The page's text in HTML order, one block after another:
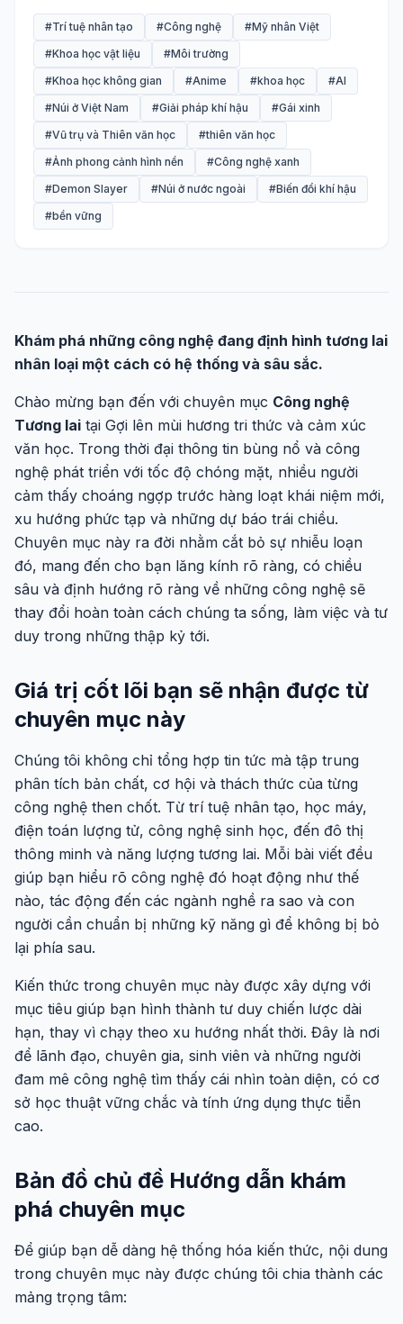
#Trí tuệ nhân tạo #Công nghệ
#Mỹ nhân Việt
#Khoa học vật liệu
#Môi trường
#Khoa học không gian
#Anime #khoa học
#AI
#Núi ở Việt Nam
#Giải pháp khí hậu
#Gái xinh
#Vũ trụ và Thiên văn học
#thiên văn học
#Ảnh phong cảnh hình nền
#Công nghệ xanh
#Demon Slayer
#Núi ở nước ngoài
#Biến đổi khí hậu
#bền vững
Khám phá những công nghệ đang định hình tương lai
nhân loại một cách có hệ thống và sâu sắc.
Chào mừng bạn đến với chuyên mục Công nghệ
Tương lai tại Gợi lên mùi hương tri thức và cảm xúc
văn học. Trong thời đại thông tin bùng nổ và công
nghệ phát triển với tốc độ chóng mặt, nhiều người
cảm thấy choáng ngợp trước hàng loạt khái niệm mới,
xu hướng phức tạp và những dự báo trái chiều.
Chuyên mục này ra đời nhằm cắt bỏ sự nhiễu loạn
đó, mang đến cho bạn lăng kính rõ ràng, có chiều
sâu và định hướng rõ ràng về những công nghệ sẽ
thay đổi hoàn toàn cách chúng ta sống, làm việc và tư
duy trong những thập kỷ tới.
Giá trị cốt lõi bạn sẽ nhận được từ
chuyên mục này
Chúng tôi không chỉ tổng hợp tin tức mà tập trung
phân tích bản chất, cơ hội và thách thức của từng
công nghệ then chốt. Từ trí tuệ nhân tạo, học máy,
điện toán lượng tử, công nghệ sinh học, đến đô thị
thông minh và năng lượng tương lai. Mỗi bài viết đều
giúp bạn hiểu rõ công nghệ đó hoạt động như thế
nào, tác động đến các ngành nghề ra sao và con
người cần chuẩn bị những kỹ năng gì để không bị bỏ
lại phía sau.
Kiến thức trong chuyên mục này được xây dựng với
mục tiêu giúp bạn hình thành tư duy chiến lược dài
hạn, thay vì chạy theo xu hướng nhất thời. Đây là nơi
để lãnh đạo, chuyên gia, sinh viên và những người
đam mê công nghệ tìm thấy cái nhìn toàn diện, có cơ
sở học thuật vững chắc và tính ứng dụng thực tiễn
cao.
Bản đồ chủ đề Hướng dẫn khám
phá chuyên mục
Để giúp bạn dễ dàng hệ thống hóa kiến thức, nội dung
trong chuyên mục này được chúng tôi chia thành các
mảng trọng tâm: